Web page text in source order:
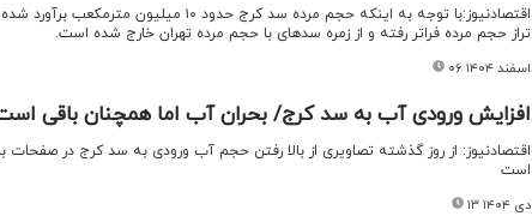
اقتصادنیوز:با توجه به اینکه حجم مرده سد کرج حدود
تراز حجم مرده فراتر رفته و از زمره سدهای با حجم مرده تهران خارج شده است.
۰۶ اسفند ۱۴۰۴
افزایش ورودی آب به سد کرج/ بحران آب اما همچنان باقی
اقتصادنیوز: از روز گذشته تصاویری از بالا رفتن حجم آب ورودی به سد کرج در
است
۱۳ دی ۱۴۰۴